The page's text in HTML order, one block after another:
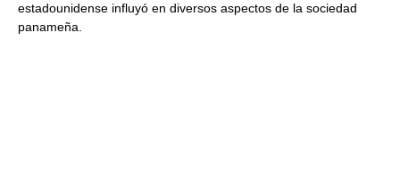
estadounidense influyó en diversos aspectos de la sociedad
panameña.